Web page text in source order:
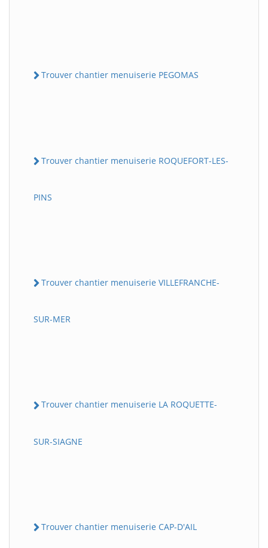
Trouver chantier menuiserie PEGOMAS
Trouver chantier menuiserie ROQUEFORT-LES-
PINS
Trouver chantier menuiserie VILLEFRANCHE-
SUR-MER
Trouver chantier menuiserie LA ROQUETTE-
SUR-SIAGNE
Trouver chantier menuiserie CAP-D'AIL